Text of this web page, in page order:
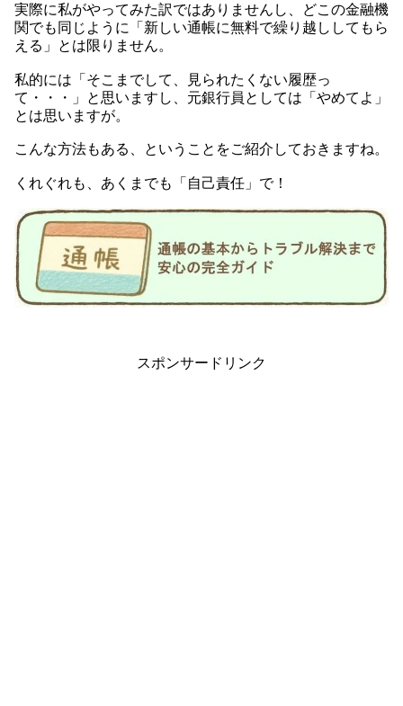
実際に私がやってみた訳ではありませんし、どこの金融機
関でも同じように「新しい通帳に無料で繰り越ししてもら
える」とは限りません。
私的には「そこまでして、見られたくない履歴っ
て・・・」と思いますし、元銀行員としては「やめてよ」
とは思いますが。
こんな方法もある、ということをご紹介しておきますね。
くれぐれも、あくまでも「自己責任」で！
スポンサードリンク